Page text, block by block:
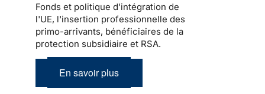
Fonds et politique d'intégration de
l'UE, l'insertion professionnelle des
primo-arrivants, bénéficiaires de la
protection subsidiaire et RSA.
En savoir plus